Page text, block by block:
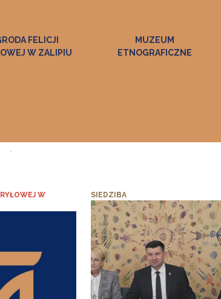
FELICJI
W ZALIPIU
MUZEUM
ETNOGRAFICZNE
W
SIEDZIBA